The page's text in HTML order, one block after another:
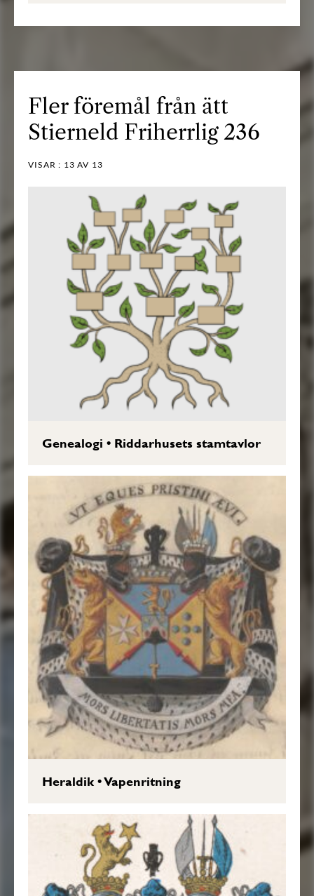
Fler föremål från ätt
Stierneld Friherrlig 236
VISAR : 13 AV 13
Genealogi • Riddarhusets stamtavlor
Heraldik•Vapenritning